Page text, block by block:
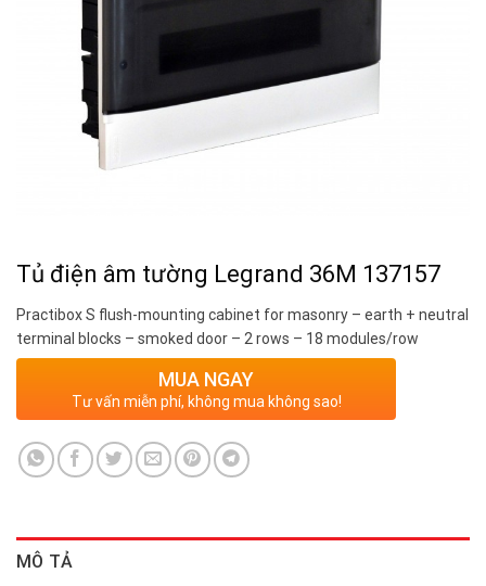
Tủ điện âm tường Legrand 36M 137157
Practibox S flush-mounting cabinet for masonry – earth + neutral
terminal blocks – smoked door – 2 rows – 18 modules/row
MUA NGAY
Tư vấn miễn phí, không mua không sao!
MÔ TẢ